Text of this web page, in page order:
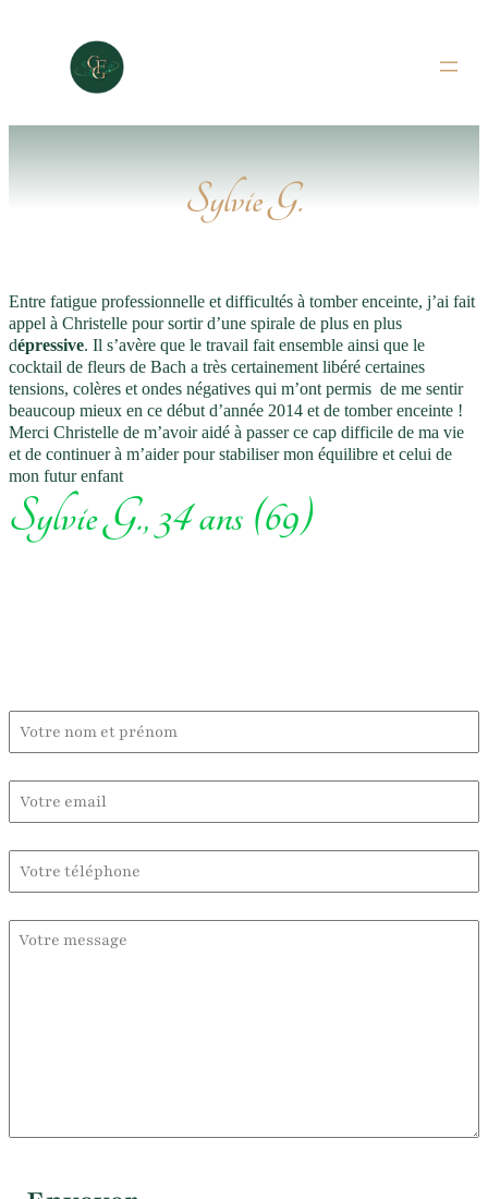
Sylvie G.
Entre fatigue professionnelle et difficultés à tomber enceinte, j’ai fait
appel à Christelle pour sortir d’une spirale de plus en plus
dépressive. Il s’avère que le travail fait ensemble ainsi que le
cocktail de fleurs de Bach a très certainement libéré certaines
tensions, colères et ondes négatives qui m’ont permis de me sentir
beaucoup mieux en ce début d’année 2014 et de tomber enceinte !
Merci Christelle de m’avoir aidé à passer ce cap difficile de ma vie
et de continuer à m’aider pour stabiliser mon équilibre et celui de
mon futur enfant
Sylvie G., 34 ans (69)